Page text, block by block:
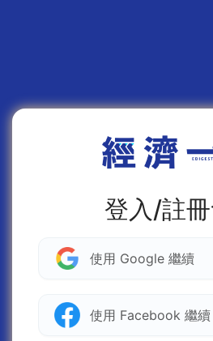
登入/註
使用 Google 繼續
使用 Facebook 繼續